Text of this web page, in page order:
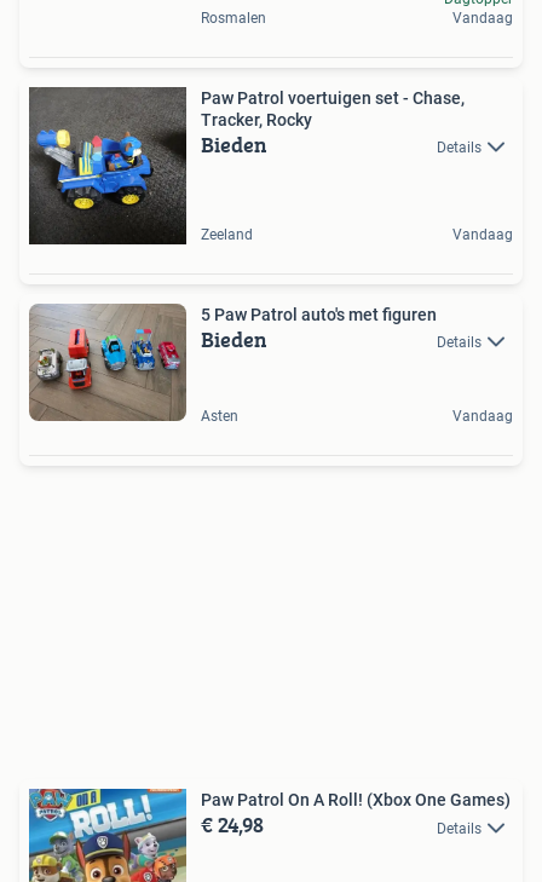
Rosmalen
Vandaag
Paw Patrol voertuigen set - Chase,
Tracker, Rocky
Bieden Details
Zeeland Vandaag
5 Paw Patrol auto's met figuren
Bieden Details
Asten Vandaag
Paw Patrol On A Roll! (Xbox One Games)
€ 24,98 Details